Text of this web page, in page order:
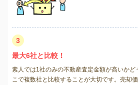
3
最大6社と比較！
素人では1社のみの不動産査定金額が高いかど
こで複数社と比較することが大切です。売却